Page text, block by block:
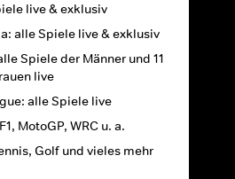
live & exklusiv
alle Spiele live & exklusiv
Spiele der Männer und 11
live
alle Spiele live
MotoGP, WRC u. a.
Golf und vieles mehr